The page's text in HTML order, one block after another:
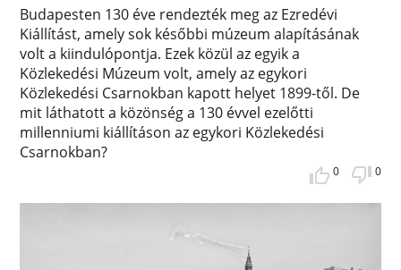
Budapesten 130 éve rendezték meg az Ezredévi
Kiállítást, amely sok későbbi múzeum alapításának
volt a kiindulópontja. Ezek közül az egyik a
Közlekedési Múzeum volt, amely az egykori
Közlekedési Csarnokban kapott helyet 1899-től. De
mit láthatott a közönség a 130 évvel ezelőtti
millenniumi kiállításon az egykori Közlekedési
Csarnokban?
0 0